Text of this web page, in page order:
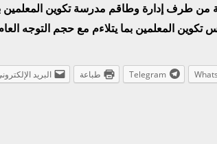
من طرف إدارة وطاقم مدرسة تكوين المعلمين
المعلمين بما يتلاءم مع حجم التوجه
Telegram طباعة البريد